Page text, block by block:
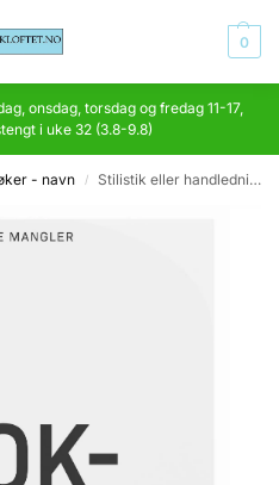
0
onsdag, torsdag og fredag 11-17,
i uke 32 (3.8-9.8)
- navn / Stilistik eller handledning i skriftlig framställning